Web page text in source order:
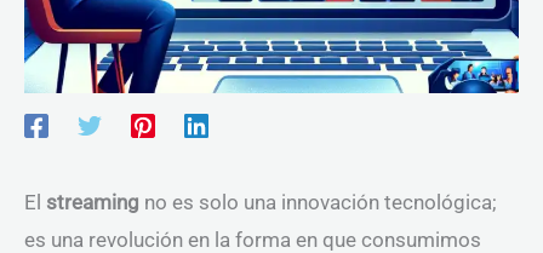
El streaming no es solo una innovación tecnológica;
es una revolución en la forma en que consumimos